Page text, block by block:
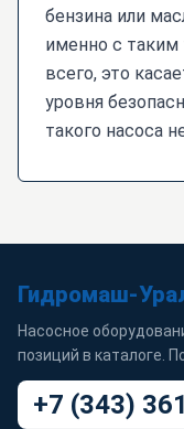
бензина или
именно с
всего, это
уровня
такого насоса
Гидромаш-
Насосное
позиций в каталоге.
+7 (343)